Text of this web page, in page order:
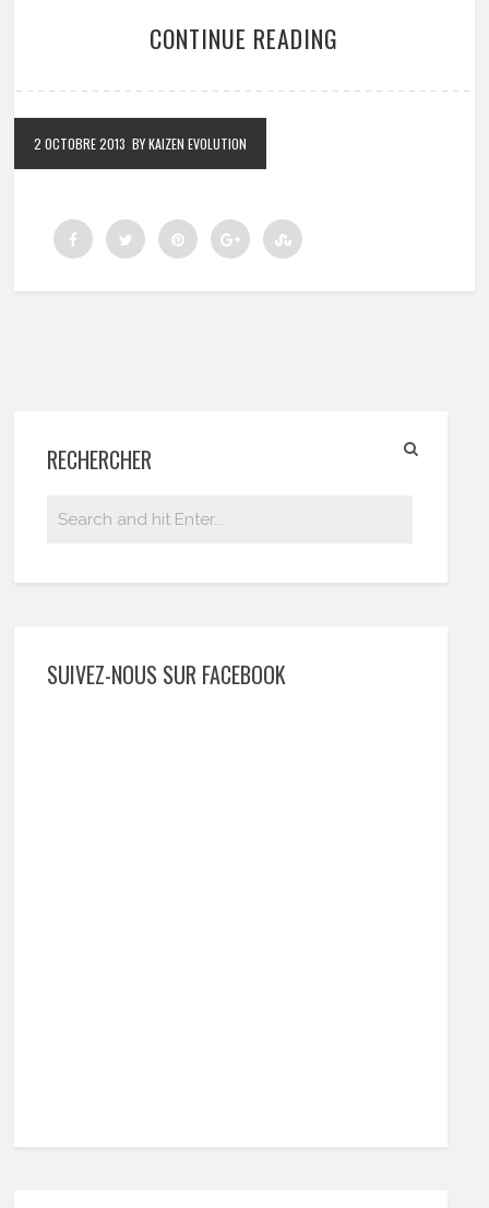
CONTINUE READING
2 OCTOBRE 2013 BY KAIZEN EVOLUTION
RECHERCHER
SUIVEZ-NOUS SUR FACEBOOK